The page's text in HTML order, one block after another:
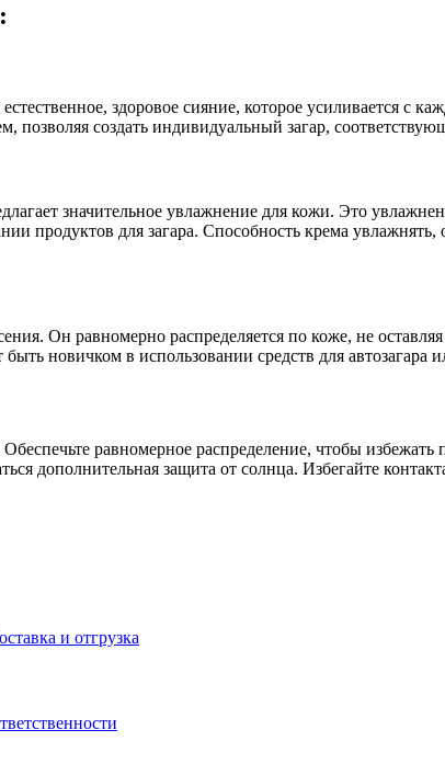
здоровое сияние, которое усиливается с
позволяя создать индивидуальный загар,
значительное увлажнение для кожи. Это
продуктов для загара. Способность крема
Он равномерно распределяется по коже, не
новичком в использовании средств для
равномерное распределение, чтобы избежать
дополнительная защита от солнца. Избегайте
и отгрузка